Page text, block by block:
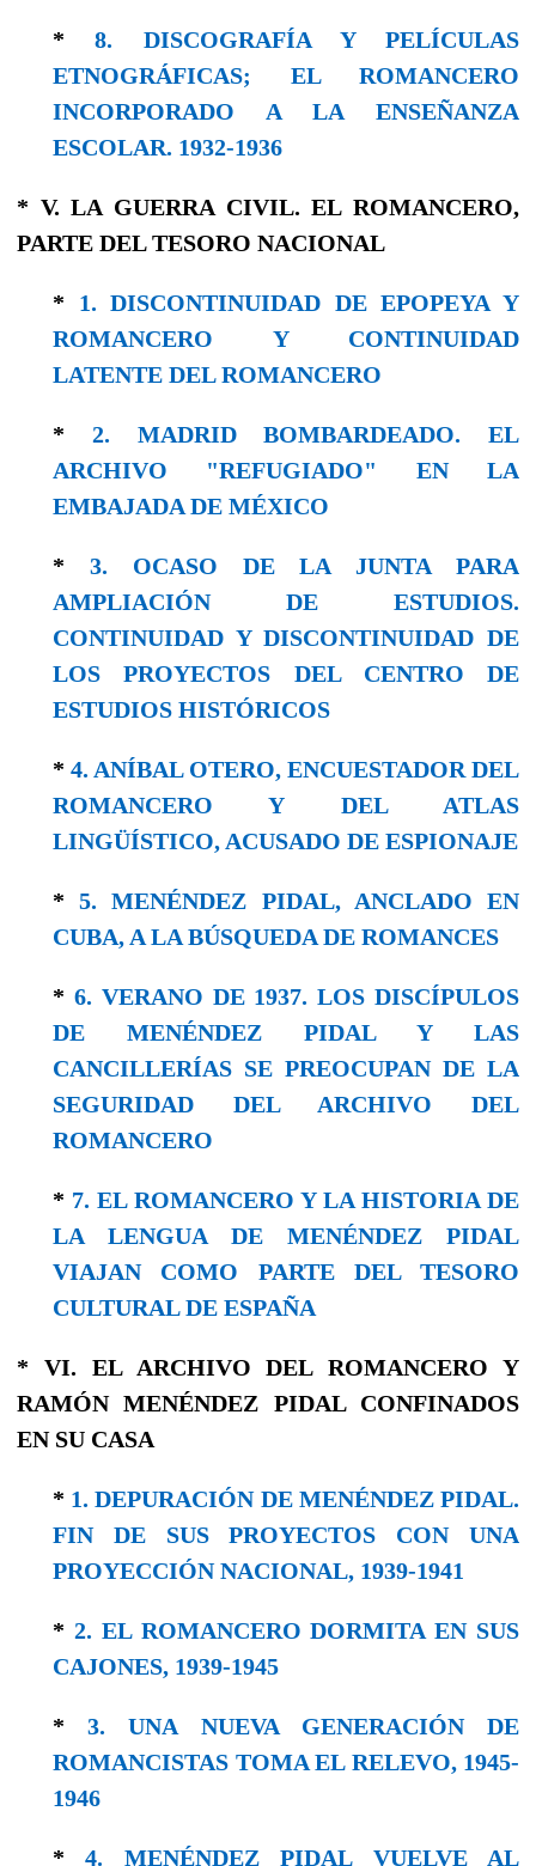
*8. DISCOGRAFÍA Y PELÍCULAS
ETNOGRÁFICAS; EL ROMANCERO
INCORPORADO A LA ENSEÑANZA
ESCOLAR. 1932-1936
* V. LA GUERRA CIVIL. EL ROMANCERO,
PARTE DEL TESORO NACIONAL
* 1. DISCONTINUIDAD DE EPOPEYA Y
ROMANCERO Y CONTINUIDAD
LATENTE DEL ROMANCERO
* 2. MADRID BOMBARDEADO. EL
ARCHIVO "REFUGIADO" EN LA
EMBAJADA DE MÉXICO
* 3. OCASO DE LA JUNTA PARA
AMPLIACIÓN DE ESTUDIOS.
CONTINUIDAD Y DISCONTINUIDAD DE
LOS PROYECTOS DEL CENTRO DE
ESTUDIOS HISTÓRICOS
* 4. ANÍBAL OTERO, ENCUESTADOR DEL
ROMANCERO Y DEL ATLAS
LINGÜÍSTICO, ACUSADO DE ESPIONAJE
*5. MENÉNDEZ PIDAL, ANCLADO EN
CUBA, A LA BÚSQUEDA DE ROMANCES
* 6. VERANO DE 1937. LOS DISCÍPULOS
DE MENÉNDEZ PIDAL Y LAS
CANCILLERÍAS SE PREOCUPAN DE LA
SEGURIDAD DEL ARCHIVO DEL
ROMANCERO
* 7. EL ROMANCERO Y LA HISTORIA DE
LA LENGUA DE MENÉNDEZ PIDAL
VIAJAN COMO PARTE DEL TESORO
CULTURAL DE ESPAÑA
* VI. EL ARCHIVO DEL ROMANCERO Y
RAMÓN MENÉNDEZ PIDAL CONFINADOS
EN SU CASA
* 1. DEPURACIÓN DE MENÉNDEZ PIDAL.
FIN DE SUS PROYECTOS CON UNA
PROYECCIÓN NACIONAL, 1939-1941
* 2. EL ROMANCERO DORMITA EN SUS
CAJONES, 1939-1945
*3. UNA NUEVA GENERACIÓN DE
ROMANCISTAS TOMA EL RELEVO, 1945-
1946
*4. MENÉNDEZ PIDAL VUELVE AL